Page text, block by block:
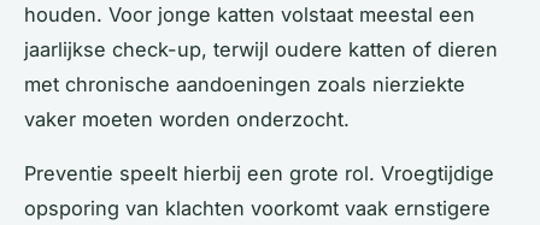
houden. Voor jonge katten volstaat meestal een
jaarlijkse check-up, terwijl oudere katten of dieren
met chronische aandoeningen zoals nierziekte
vaker moeten worden onderzocht.
Preventie speelt hierbij een grote rol. Vroegtijdige
opsporing van klachten voorkomt vaak ernstigere